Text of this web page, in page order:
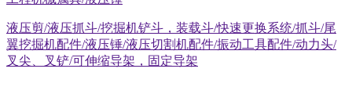
液压剪/液压抓斗/挖掘机铲斗，装载斗/快速更换系统/抓斗/尾
翼挖掘机配件/液压锤/液压切割机配件/振动工具配件/动力头/
叉尖、叉铲/可伸缩导架，固定导架